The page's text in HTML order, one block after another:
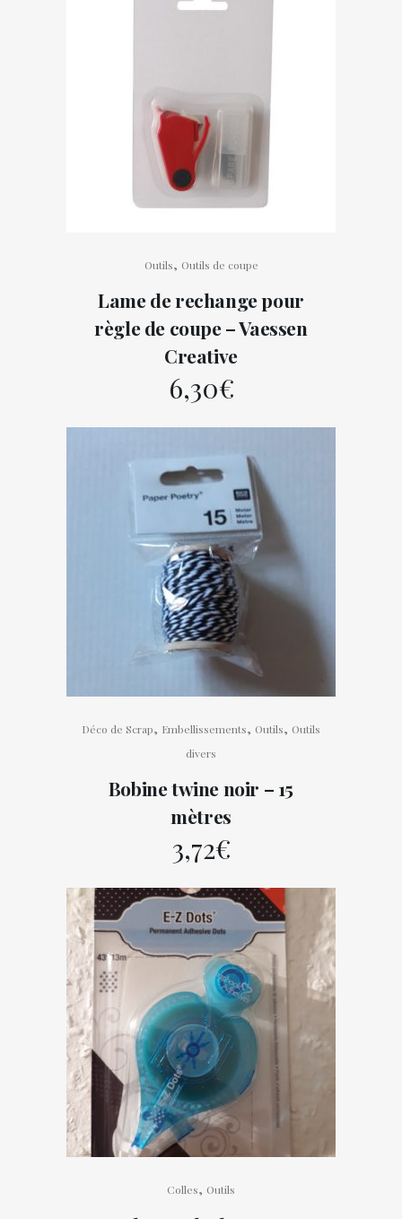
Outils, Outils de coupe
Lame de rechange pour
règle de coupe – Vaessen
Creative
6,30€
Déco de Scrap, Embellissements, Outils, Outils
divers
Bobine twine noir – 15
mètres
3,72€
Colles, Outils